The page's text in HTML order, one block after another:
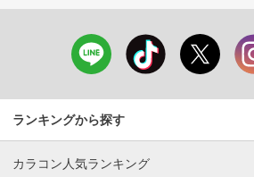
ランキングから探す
カラコン人気ランキング